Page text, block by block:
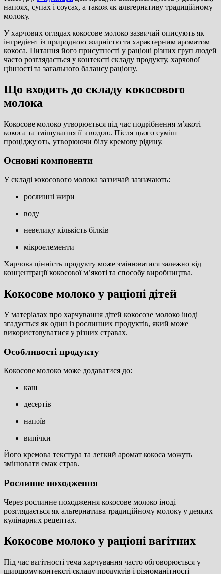
напоях, супах і соусах, а також як альтернативу традиційному
молоку.
У харчових оглядах кокосове молоко зазвичай описують як
інгредієнт із природною жирністю та характерним ароматом
кокоса. Питання його присутності у раціоні різних груп людей
часто розглядається у контексті складу продукту, харчової
цінності та загального балансу раціону.
Що входить до складу кокосового
молока
Кокосове молоко утворюється під час подрібнення м’якоті
кокоса та змішування її з водою. Після цього суміш
проціджують, утворюючи білу кремову рідину.
Основні компоненти
У складі кокосового молока зазвичай зазначають:
рослинні жири
воду
невелику кількість білків
мікроелементи
Харчова цінність продукту може змінюватися залежно від
концентрації кокосової м’якоті та способу виробництва.
Кокосове молоко у раціоні дітей
У матеріалах про харчування дітей кокосове молоко іноді
згадується як один із рослинних продуктів, який може
використовуватися у різних стравах.
Особливості продукту
Кокосове молоко може додаватися до:
каш
десертів
напоїв
випічки
Його кремова текстура та легкий аромат кокоса можуть
змінювати смак страв.
Рослинне походження
Через рослинне походження кокосове молоко іноді
розглядається як альтернатива традиційному молоку у деяких
кулінарних рецептах.
Кокосове молоко у раціоні вагітних
Під час вагітності тема харчування часто обговорюється у
ширшому контексті складу продуктів і різноманітності